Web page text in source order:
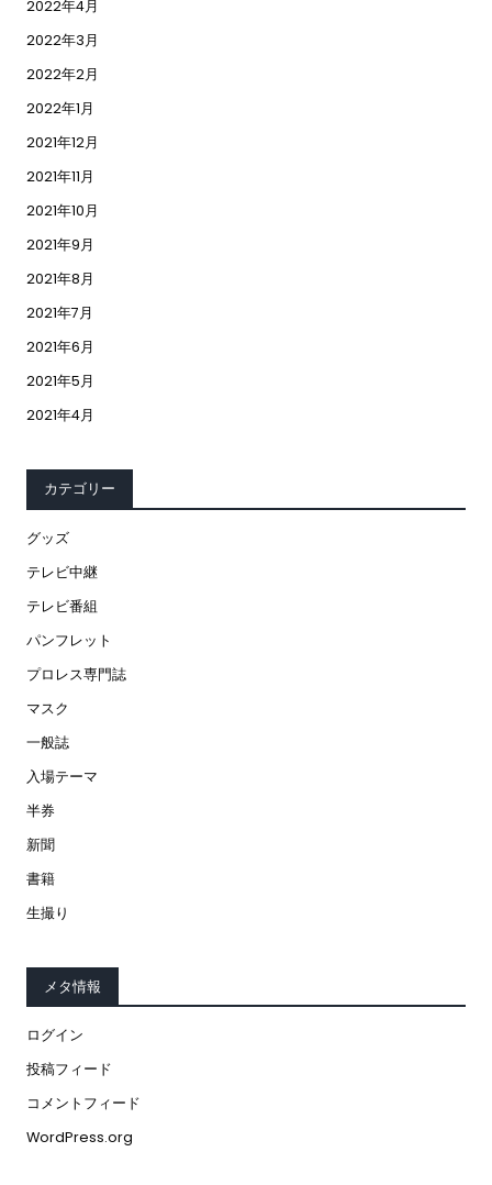
2022年4月
2022年3月
2022年2月
2022年1月
2021年12月
2021年11月
2021年10月
2021年9月
2021年8月
2021年7月
2021年6月
2021年5月
2021年4月
カテゴリー
グッズ
テレビ中継
テレビ番組
パンフレット
プロレス専門誌
マスク
一般誌
入場テーマ
半券
新聞
書籍
生撮り
メタ情報
ログイン
投稿フィード
コメントフィード
WordPress.org